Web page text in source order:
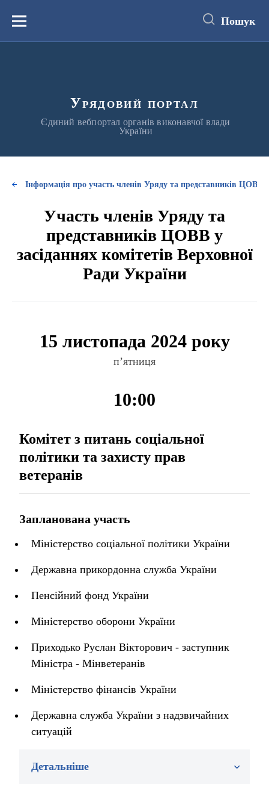
вмістуМеню Пошук
Урядовий портал
Єдиний вебпортал органів виконавчої влади
України
Інформація про участь членів Уряду та представників ЦОВВ
Участь членів Уряду та
представників ЦОВВ у
засіданнях комітетів Верховної
Ради України
15 листопада 2024 року
п’ятниця
10:00
Комітет з питань соціальної
політики та захисту прав
ветеранів
Запланована участь
Міністерство соціальної політики України
Державна прикордонна служба України
Пенсійний фонд України
Міністерство оборони України
Приходько Руслан Вікторович - заступник
Міністра - Мінветеранів
Міністерство фінансів України
Державна служба України з надзвичайних
ситуацій
Детальніше